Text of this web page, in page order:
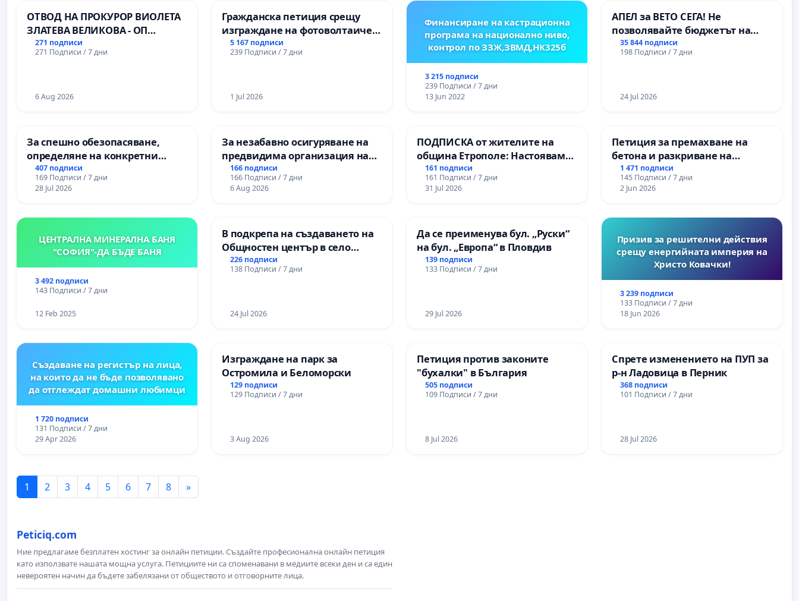
Пазарджик
ОТВОД НА ПРОКУРОР ВИОЛЕТА
ЗЛАТЕВА ВЕЛИКОВА - ОП
ДОБРИЧ
271 подписи
271 Подписи / 7 дни
6 Aug 2026
Гражданска петиция срещу
изграждане на фотоволтаичен
парк в с.Прибой, общ. Радомир
5 167 подписи
239 Подписи / 7 дни
1 Jul 2026
Финансиране на кастрационна
програма на национално ниво,
контрол по ЗЗЖ,ЗВМД,НК325б
3 215 подписи
239 Подписи / 7 дни
13 Jun 2022
АПЕЛ за ВЕТО СЕГА! Не
позволявайте бюджетът на
Радев да открадне парите и
правата ни в тъмното
35 844 подписи
198 Подписи / 7 дни
24 Jul 2026
За спешно обезопасяване,
определяне на конкретни
срокове и извършване на
цялостна рехабилитация на
републиканския път между
Момин проход
407 подписи
169 Подписи / 7 дни
28 Jul 2026
За незабавно осигуряване на
предвидима организация на
учебния процес и гарантиране
на правото на равнопоставено
и качествено образование на
гимназия „
166 подписи
166 Подписи / 7 дни
6 Aug 2026
ПОДПИСКА от жителите на
община Етрополе: Настояваме
за ясни гаранции от “Елаците-
МЕД” АД и от държавата, че ще
се изпълнят всички
161 подписи
161 Подписи / 7 дни
31 Jul 2026
Петиция за премахване на
бетона и разкриване на
античното сърце на
Могиланската могила във
Враца
1 471 подписи
145 Подписи / 7 дни
2 Jun 2026
ЦЕНТРАЛНА МИНЕРАЛНА БАНЯ
"СОФИЯ"-ДА БЪДЕ БАНЯ
3 492 подписи
143 Подписи / 7 дни
12 Feb 2025
В подкрепа на създаването на
Общностен център в село
Църква
226 подписи
138 Подписи / 7 дни
24 Jul 2026
Да се преименува бул. „Руски“
на бул. „Европа“ в Пловдив
139 подписи
133 Подписи / 7 дни
29 Jul 2026
Призив за решителни действия
срещу енергийната империя на
Христо Ковачки!
3 239 подписи
133 Подписи / 7 дни
18 Jun 2026
Създаване на регистър на лица,
на които да не бъде позволявано
да отглеждат домашни любимци
1 720 подписи
131 Подписи / 7 дни
29 Apr 2026
Изграждане на парк за
Остромила и Беломорски
129 подписи
129 Подписи / 7 дни
3 Aug 2026
Петиция против законите
"бухалки" в България
505 подписи
109 Подписи / 7 дни
8 Jul 2026
Спрете изменението на ПУП за
р-н Ладовица в Перник
368 подписи
101 Подписи / 7 дни
28 Jul 2026
1 2 3 4 5 6 7 8 »
Peticiq.com
Ние предлагаме безплатен хостинг за онлайн петиции. Създайте професионална онлайн петиция
като използвате нашата мощна услуга. Петициите ни са споменавани в медиите всеки ден и са един
невероятен начин да бъдете забелязани от обществото и отговорните лица.